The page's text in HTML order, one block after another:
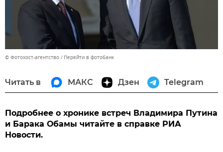
© Фотохост-агентство Перейти в фотобанк
Читать в МАКС Дзен Telegram
Подробнее о хронике встреч Владимира Путина
и Барака Обамы читайте в справке РИА
Новости.